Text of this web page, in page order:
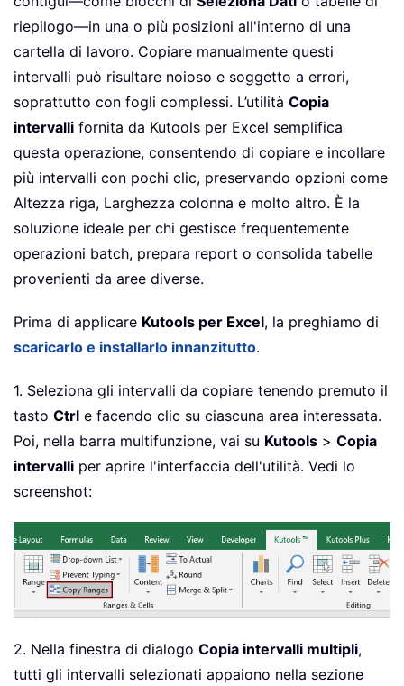
riepilogo—in una o più posizioni all'interno di una
cartella di lavoro. Copiare manualmente questi
intervalli può risultare noioso e soggetto a errori,
soprattutto con fogli complessi. L’utilità Copia
intervalli fornita da Kutools per Excel semplifica
questa operazione, consentendo di copiare e incollare
più intervalli con pochi clic, preservando opzioni come
Altezza riga, Larghezza colonna e molto altro. È la
soluzione ideale per chi gestisce frequentemente
operazioni batch, prepara report o consolida tabelle
provenienti da aree diverse.
Prima di applicare Kutools per Excel, la preghiamo di
scaricarlo e installarlo innanzitutto.
1. Seleziona gli intervalli da copiare tenendo premuto il
tasto Ctrl e facendo clic su ciascuna area interessata.
Poi, nella barra multifunzione, vai su Kutools > Copia
intervalli per aprire l'interfaccia dell'utilità. Vedi lo
screenshot:
2. Nella finestra di dialogo Copia intervalli multipli,
tutti gli intervalli selezionati appaiono nella sezione